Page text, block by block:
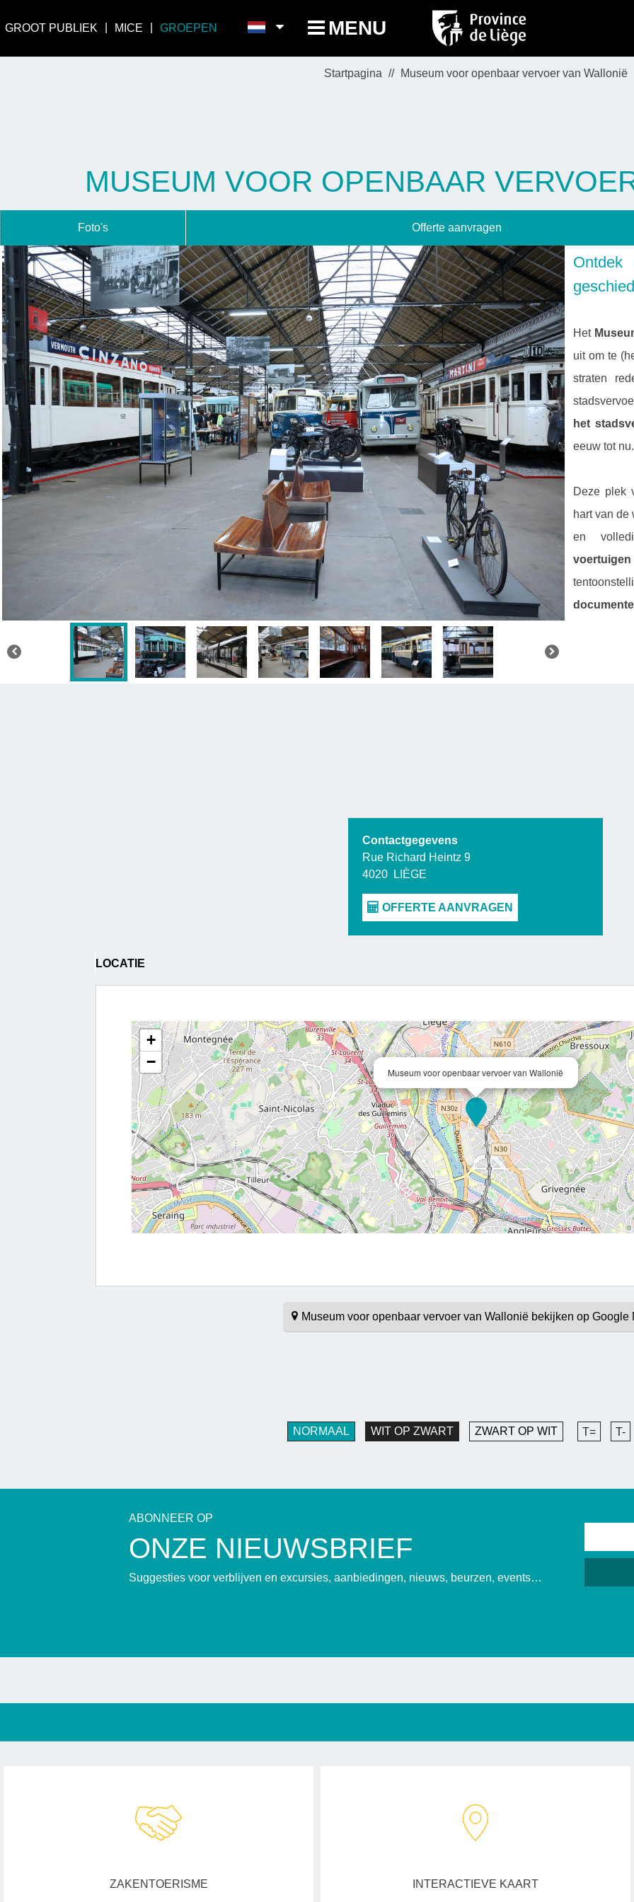
GROOT PUBLIEK MICE GROEPEN MENU
Startpagina Museum voor openbaar vervoer van Wallonië
MUSEUM VOOR OPENBAAR
Foto's Offerte aanvragen
Ontdek
Het
uit om te
straten
het
eeuw tot nu.
Deze plek
hart van de
en
voertuigen
Contactgegevens
Rue Richard Heintz 9
4020
LIÈGE
LOCATIE
Museum voor openbaar vervoer van Wallonië
+
−
Museum voor openbaar vervoer van Wallonië bekijken op Google
NORMAAL WIT OP ZWART ZWART OP WIT T= T-
ABONNEER OP
ONZE NIEUWSBRIEF
Suggesties voor verblijven en excursies, aanbiedingen, nieuws, beurzen, events…
ZAKENTOERISME INTERACTIEVE KAART